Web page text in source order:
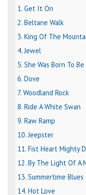
1. Get It On
2. Beltane Walk
3. King Of The
4. Jewel
5. She Was Born To
6. Dove
7. Woodland Rock
8. Ride A White Swan
9. Raw Ramp
10. Jeepster
11. Fist Heart Mighty
12. By The Light Of A
13. Summertime Blues
14. Hot Love